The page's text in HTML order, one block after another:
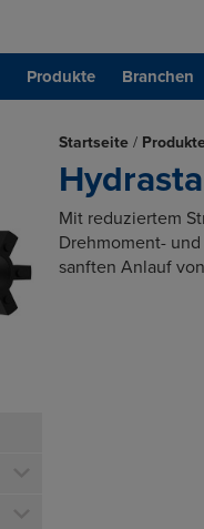
Produkte Branchen
Startseite /
Mit reduziertem
Drehmoment-
sanften Anlauf